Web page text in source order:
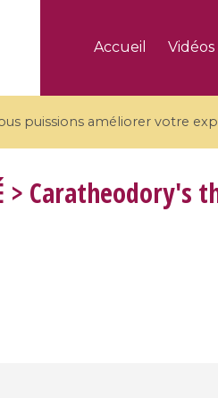
Accueil Vidéos
puissions améliorer votre
> Caratheodory's